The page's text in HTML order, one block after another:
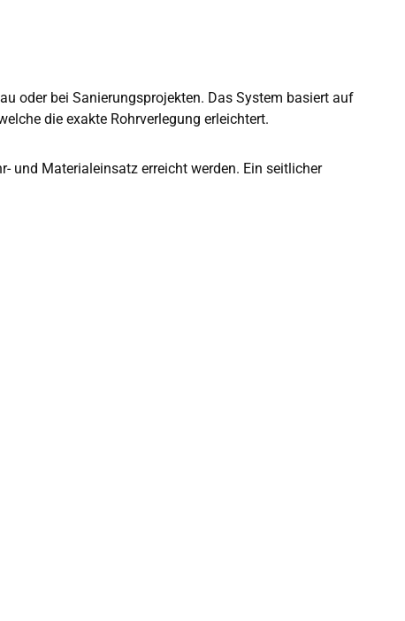
oder bei Sanierungsprojekten. Das System basiert auf
die exakte Rohrverlegung erleichtert.
und Materialeinsatz erreicht werden. Ein seitlicher